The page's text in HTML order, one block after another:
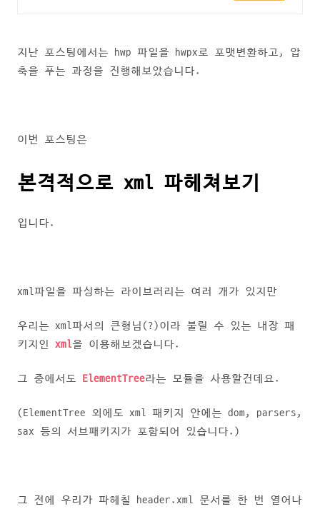
지난 포스팅에서는 hwp 파일을 hwpx로 포맷변환하고, 압
축을 푸는 과정을 진행해보았습니다.
이번 포스팅은
본격적으로 xml 파헤쳐보기
입니다.
xml파일을 파싱하는 라이브러리는 여러 개가 있지만
우리는 xml파서의 큰형님(?)이라 불릴 수 있는 내장 패
키지인 xml을 이용해보겠습니다.
그 중에서도 ElementTree라는 모듈을 사용할건데요.
(ElementTree 외에도 xml 패키지 안에는 dom, parsers,
sax 등의 서브패키지가 포함되어 있습니다.)
그 전에 우리가 파헤칠 header.xml 문서를 한 번 열어나